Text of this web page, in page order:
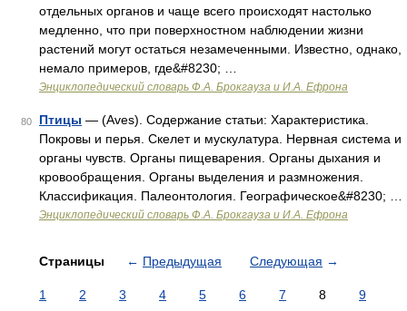
отдельных органов и чаще всего происходят настолько
медленно, что при поверхностном наблюдении жизни
растений могут остаться незамеченными. Известно, однако,
немало примеров, где&#8230; …
Энциклопедический словарь Ф.А. Брокгауза и И.А. Ефрона
80 Птицы — (Aves). Содержание статьи: Характеристика.
Покровы и перья. Скелет и мускулатура. Нервная система и
органы чувств. Органы пищеварения. Органы дыхания и
кровообращения. Органы выделения и размножения.
Классификация. Палеонтология. Географическое&#8230; …
Энциклопедический словарь Ф.А. Брокгауза и И.А. Ефрона
Страницы ← Предыдущая Следующая →
1 2 3 4 5 6 7 8
9